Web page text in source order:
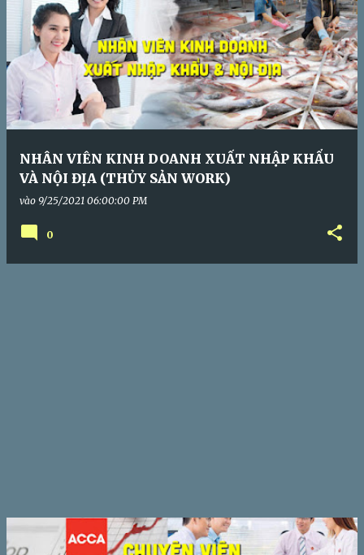
NHÂN VIÊN KINH DOANH XUẤT NHẬP KHẨU
VÀ NỘI ĐỊA (THỦY SẢN WORK)
vào 9/25/2021 06:00:00 PM
0